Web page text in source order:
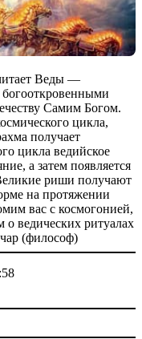
Веды —
Самим Богом.
цикла,
получает
цикла ведийское
а затем появляется
риши получают
на протяжении
вас с космогонией,
о ведических ритуалах
(философ)